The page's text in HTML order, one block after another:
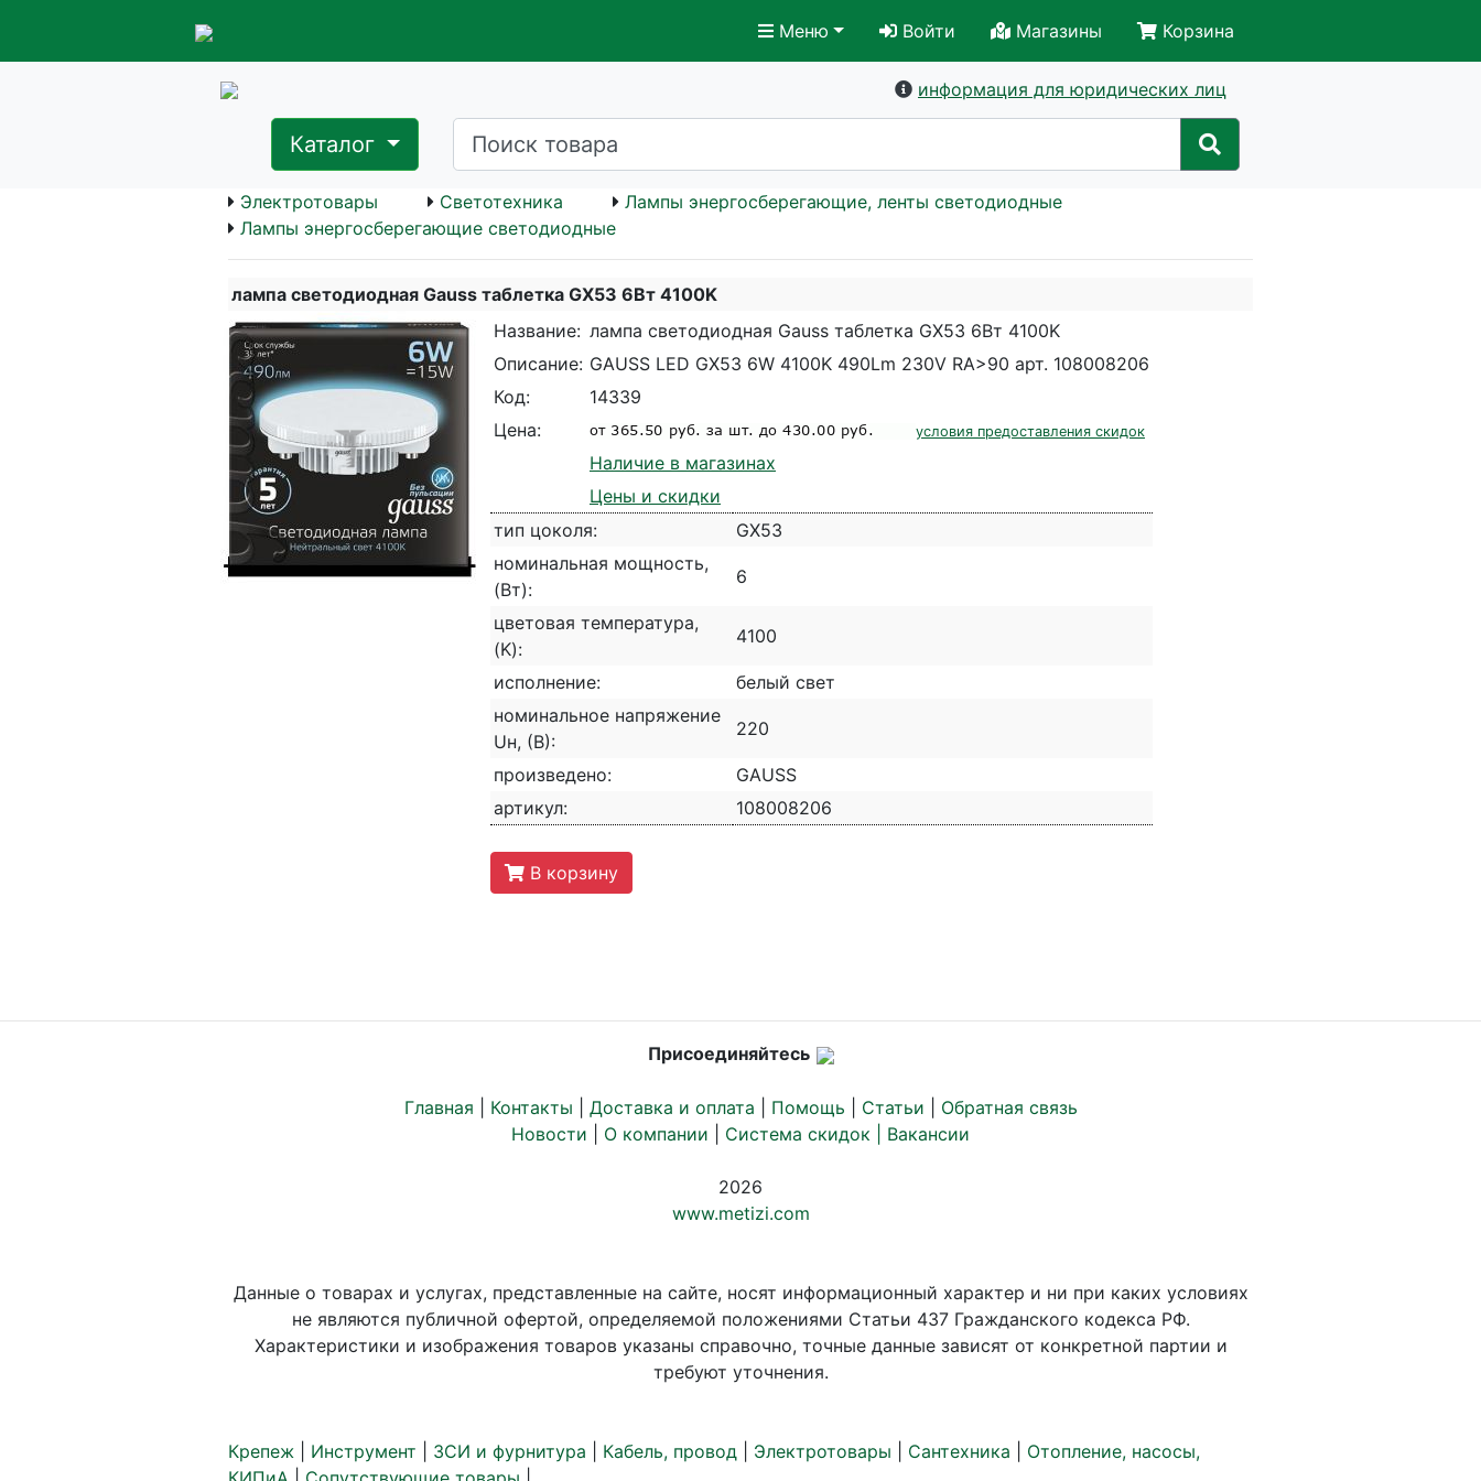
Меню Войти Магазины Корзина
информация для юридических лиц
Каталог
Электротовары Светотехника
Лампы энергосберегающие, ленты светодиодные
Лампы энергосберегающие светодиодные
лампа светодиодная Gauss таблетка GX53 6Вт 4100K
Название: лампа светодиодная Gauss таблетка GX53 6Вт 4100K
Описание: GAUSS LED GX53 6W 4100K 490Lm 230V RA>90 арт. 108008206
Код:
14339
Цена:
условия предоставления скидок
Наличие в магазинах
Цены и скидки
тип цоколя:
GX53
номинальная мощность,
(Вт):
6
цветовая температура,
(K):
4100
исполнение:
белый свет
номинальное напряжение
Uн, (В):
220
произведено:
GAUSS
артикул:
108008206
В корзину
Присоединяйтесь
Главная Контакты Доставка и оплата Помощь Статьи
Обратная связь
Новости
О компании Система скидок | Вакансии
2026
www.metizi.com
Данные о товарах и услугах, представленные на сайте, носят информационный характер и ни при каких условиях
не являются публичной офертой, определяемой положениями Статьи 437 Гражданского кодекса РФ.
Характеристики и изображения товаров указаны справочно, точные данные зависят от конкретной партии и
требуют уточнения.
Крепеж Инструмент ЗСИ и фурнитура Кабель, провод Электротовары Сантехника
Отопление, насосы,